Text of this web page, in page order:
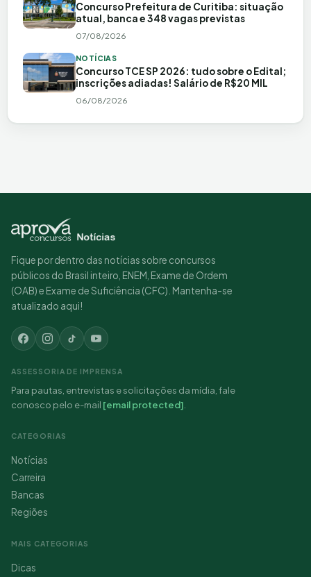
Concurso Prefeitura de Curitiba: situação
atual, banca e 348 vagas previstas
07/08/2026
NOTÍCIAS
Concurso TCE SP 2026: tudo sobre o Edital;
inscrições adiadas! Salário de R$20 MIL
06/08/2026
Fique por dentro das notícias sobre concursos
públicos do Brasil inteiro, ENEM, Exame de Ordem
(OAB) e Exame de Suficiência (CFC). Mantenha-se
atualizado aqui!
ASSESSORIA DE IMPRENSA
Para pautas, entrevistas e solicitações da mídia, fale
conosco pelo e-mail [email protected]
CATEGORIAS
Notícias
Carreira
Bancas
Regiões
MAIS CATEGORIAS
Dicas